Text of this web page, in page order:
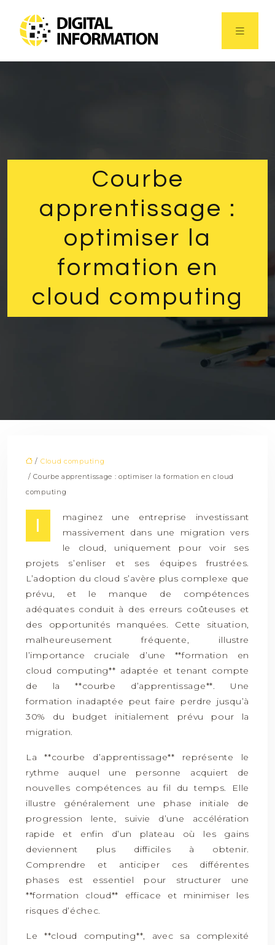
Courbe
apprentissage :
optimiser la
formation en
cloud computing
/ Cloud computing
/ Courbe apprentissage : optimiser la formation en cloud
computing
I
maginez une entreprise investissant
massivement dans une migration vers
le cloud, uniquement pour voir ses
projets s’enliser et ses équipes frustrées.
L’adoption du cloud s’avère plus complexe que
prévu, et le manque de compétences
adéquates conduit à des erreurs coûteuses et
des opportunités manquées. Cette situation,
malheureusement fréquente, illustre
l’importance cruciale d’une **formation en
cloud computing** adaptée et tenant compte
de la **courbe d’apprentissage**. Une
formation inadaptée peut faire perdre jusqu’à
30% du budget initialement prévu pour la
migration.
La **courbe d’apprentissage** représente le
rythme auquel une personne acquiert de
nouvelles compétences au fil du temps. Elle
illustre généralement une phase initiale de
progression lente, suivie d’une accélération
rapide et enfin d’un plateau où les gains
deviennent plus difficiles à obtenir.
Comprendre et anticiper ces différentes
phases est essentiel pour structurer une
**formation cloud** efficace et minimiser les
risques d’échec.
Le **cloud computing**, avec sa complexité